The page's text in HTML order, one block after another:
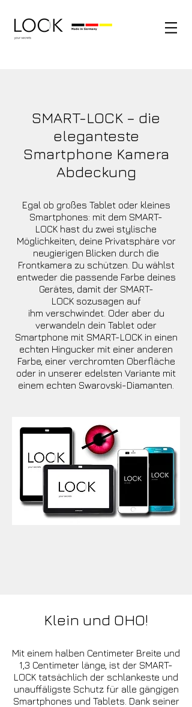
SMART-LOCK – die
eleganteste
Smartphone Kamera
Abdeckung
Egal ob großes Tablet oder kleines
Smartphones: mit dem SMART-
LOCK hast du zwei stylische
Möglichkeiten, deine Privatsphäre vor
neugierigen Blicken durch die
Frontkamera zu schützen. Du wählst
entweder die passende Farbe deines
Gerätes, damit der SMART-
LOCK sozusagen auf
ihm verschwindet. Oder aber du
verwandeln dein Tablet oder
Smartphone mit SMART-LOCK in einen
echten Hingucker mit einer anderen
Farbe, einer verchromten Oberfläche
oder in unserer edelsten Variante mit
einem echten Swarovski-Diamanten.
Klein und OHO!
Mit einem halben Centimeter Breite und
1,3 Centimeter länge, ist der SMART-
LOCK tatsächlich der schlankeste und
unauffäligste Schutz für alle gängigen
Smartphones und Tablets. Dank seiner